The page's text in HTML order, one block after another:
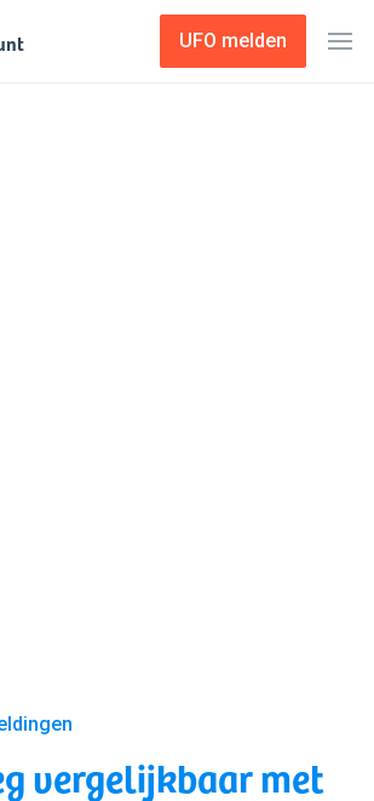
UFO melden
vergelijkbaar met